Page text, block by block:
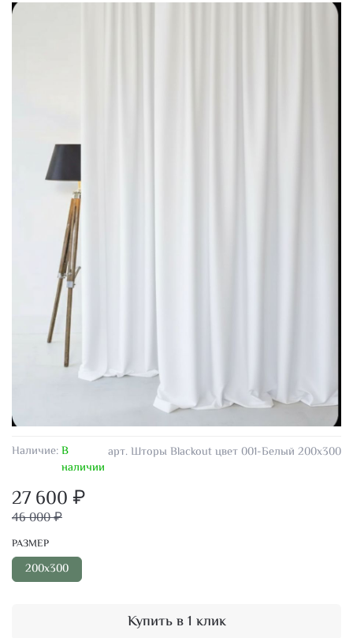
арт.Шторы Blackout цвет 001-Белый 200х300
Наличие:В
наличии
27 600 ₽
46 000 ₽
Купить в 1 клик
РАЗМЕР
200х300